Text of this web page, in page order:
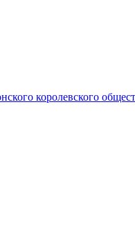
королевского